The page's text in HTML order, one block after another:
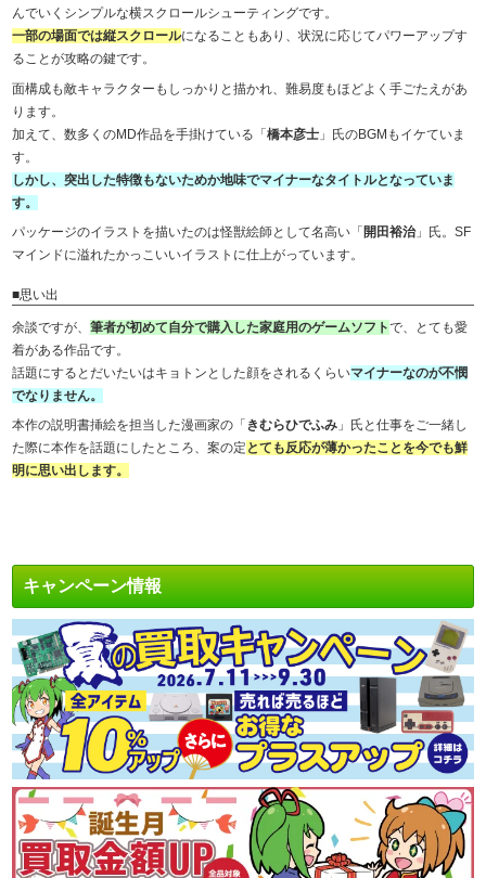
んでいくシンプルな横スクロールシューティングです。
一部の場面では縦スクロールになることもあり、状況に応じてパワーアップす
ることが攻略の鍵です。
面構成も敵キャラクターもしっかりと描かれ、難易度もほどよく手ごたえがあ
ります。
加えて、数多くのMD作品を手掛けている「橋本彦士 」氏のBGMもイケていま
す。
しかし、突出した特徴もないためか地味でマイナーなタイトルとなっていま
す。
パッケージのイラストを描いたのは怪獣絵師として名高い「 開田裕治」氏。SF
マインドに溢れたかっこいいイラストに仕上がっています。
■思い出
余談ですが、筆者が初めて自分で購入した家庭用のゲームソフトで、とても愛
着がある作品です。
話題にするとだいたいはキョトンとした顔をされるくらいマイナーなのが不憫
でなりません。
本作の説明書挿絵を担当した漫画家の「 きむらひでふみ 」氏と仕事をご一緒し
た際に本作を話題にしたところ、案の定 とても反応が薄かったことを今でも鮮
明に思い出します。
キャンペーン情報